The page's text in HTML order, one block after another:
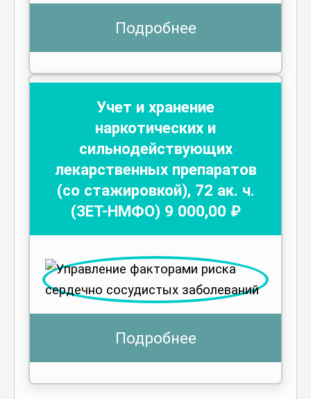
Подробнее
Учет и хранение
наркотических и
сильнодействующих
лекарственных препаратов
(со стажировкой), 72 ак. ч.
(ЗЕТ-НМФО) 9 000,00 ₽
Подробнее